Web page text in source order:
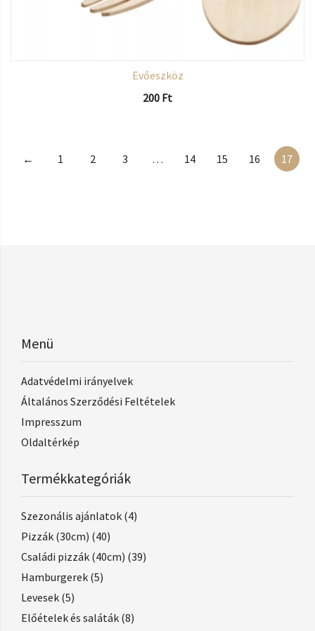
Evőeszköz
200 Ft
← 1 2 3 … 14 15 16 17
Menü
Adatvédelmi irányelvek
Általános Szerződési Feltételek
Impresszum
Oldaltérkép
Termékkategóriák
Szezonális ajánlatok (4)
Pizzák (30cm) (40)
Családi pizzák (40cm) (39)
Hamburgerek (5)
Levesek (5)
Előételek és saláták (8)